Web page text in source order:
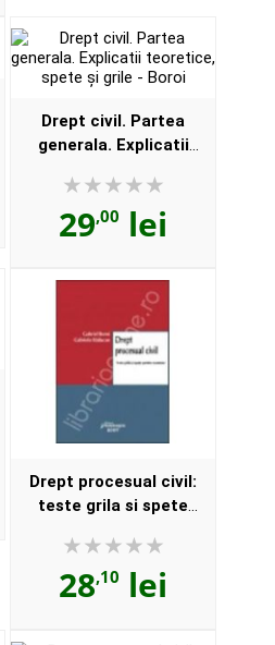
Drept civil. Partea
generala. Explicatii
Boroi
29,00 lei
Drept procesual civil:
teste grila si spete
28,10 lei